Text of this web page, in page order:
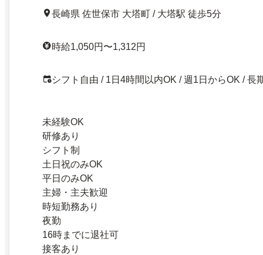
長崎県 佐世保市 大塔町 / 大塔駅 徒歩5分
時給1,050円〜1,312円
シフト自由 / 1日4時間以内OK / 週1日からOK / 長
未経験OK
研修あり
シフト制
土日祝のみOK
平日のみOK
主婦・主夫歓迎
時短勤務あり
夜勤
16時までに退社可
接客あり